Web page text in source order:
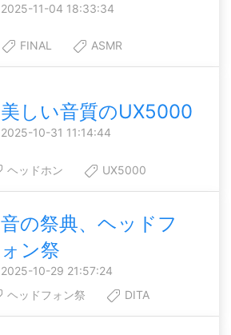
2025-11-04 18:33:34
FINAL ASMR
美しい音質のUX5000
2025-10-31 11:14:44
ヘッドホン UX5000
音の祭典、ヘッドフ
ォン祭
2025-10-29 21:57:24
ヘッドフォン祭 DITA